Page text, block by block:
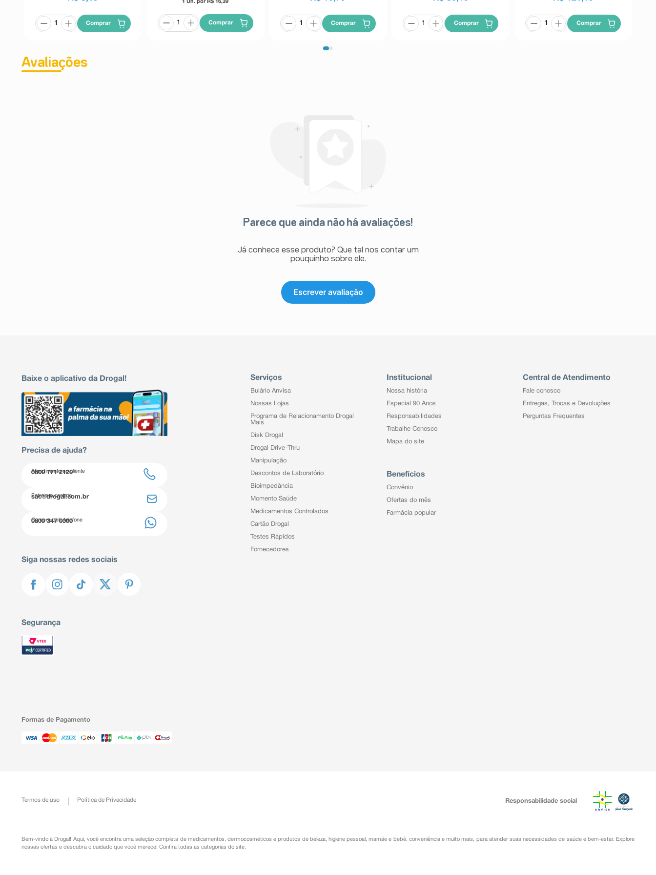
Comprar
1 Un. por R$16,39
Comprar Comprar Comprar Comprar
Avaliações
Parece que ainda não há avaliações!
Já conhece esse produto? Que tal nos contar um
pouquinho sobre ele.
Escrever avaliação
Baixe o aplicativo da Drogal!
Precisa de ajuda?
Atendimento ao cliente
0800 771 2120
Entre em contato
sac@drogal.com.br
Compre pelo telefone
0800 347 0000
Siga nossas redes sociais
Segurança
Serviços
Bulário Anvisa
Nossas Lojas
Programa de Relacionamento Drogal
Mais
Disk Drogal
Drogal Drive-Thru
Manipulação
Descontos de Laboratório
Bioimpedância
Momento Saúde
Medicamentos Controlados
Cartão Drogal
Testes Rápidos
Fornecedores
Institucional
Nossa história
Especial 90 Anos
Responsabilidades
Trabalhe Conosco
Mapa do site
Benefícios
Convênio
Ofertas do mês
Farmácia popular
Central de Atendimento
Fale conosco
Entregas, Trocas e Devoluções
Perguntas Frequentes
Formas de Pagamento
Termos de uso Política de Privacidade Responsabilidade social
Bem-vindo à Drogal! Aqui, você encontra uma seleção completa de medicamentos ,dermocosméticos e produtos de beleza, higiene pessoal ,mamãe e bebê, conveniênciae muito mais, para atender suas necessidades de saúde e bem-estar. Explore
nossas ofertas e descubra o cuidado que você merece! Confira todas as categorias do site.